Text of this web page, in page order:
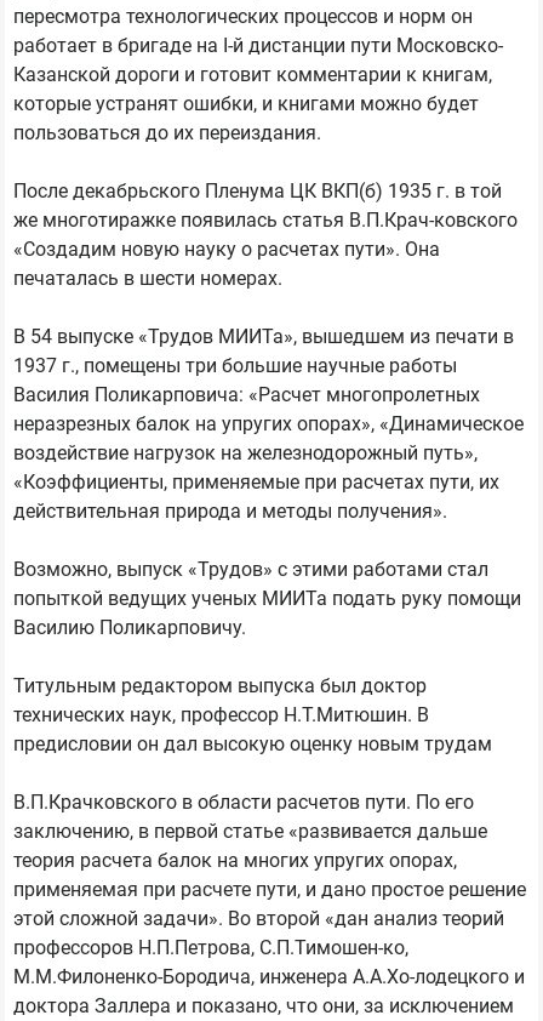
пересмотра технологических процессов и норм он
работает в бригаде на I-й дистанции пути Московско-
Казанской дороги и готовит комментарии к книгам,
которые устранят ошибки, и книгами можно будет
пользоваться до их переиздания.
После декабрьского Пленума ЦК ВКП(б) 1935 г. в той
же многотиражке появилась статья В.П.Крач-ковского
«Создадим новую науку о расчетах пути». Она
печаталась в шести номерах.
В 54 выпуске «Трудов МИИТа», вышедшем из печати в
1937 г., помещены три большие научные работы
Василия Поликарповича: «Расчет многопролетных
неразрезных балок на упругих опорах», «Динамическое
воздействие нагрузок на железнодорожный путь»,
«Коэффициенты, применяемые при расчетах пути, их
действительная природа и методы получения».
Возможно, выпуск «Трудов» с этими работами стал
попыткой ведущих ученых МИИТа подать руку помощи
Василию Поликарповичу.
Титульным редактором выпуска был доктор
технических наук, профессор Н.Т.Митюшин. В
предисловии он дал высокую оценку новым трудам
В.П.Крачковского в области расчетов пути. По его
заключению, в первой статье «развивается дальше
теория расчета балок на многих упругих опорах,
применяемая при расчете пути, и дано простое решение
этой сложной задачи». Во второй «дан анализ теорий
профессоров Н.П.Петрова, С.П.Тимошен-ко,
М.М.Филоненко-Бородича, инженера А.А.Хо-лодецкого и
доктора Заллера и показано, что они, за исключением